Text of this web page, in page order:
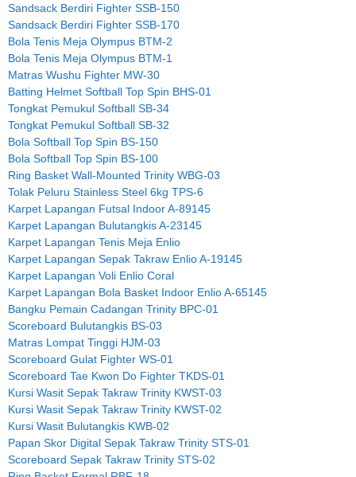
Sandsack Berdiri Fighter SSB-150
Sandsack Berdiri Fighter SSB-170
Bola Tenis Meja Olympus BTM-2
Bola Tenis Meja Olympus BTM-1
Matras Wushu Fighter MW-30
Batting Helmet Softball Top Spin BHS-01
Tongkat Pemukul Softball SB-34
Tongkat Pemukul Softball SB-32
Bola Softball Top Spin BS-150
Bola Softball Top Spin BS-100
Ring Basket Wall-Mounted Trinity WBG-03
Tolak Peluru Stainless Steel 6kg TPS-6
Karpet Lapangan Futsal Indoor A-89145
Karpet Lapangan Bulutangkis A-23145
Karpet Lapangan Tenis Meja Enlio
Karpet Lapangan Sepak Takraw Enlio A-19145
Karpet Lapangan Voli Enlio Coral
Karpet Lapangan Bola Basket Indoor Enlio A-65145
Bangku Pemain Cadangan Trinity BPC-01
Scoreboard Bulutangkis BS-03
Matras Lompat Tinggi HJM-03
Scoreboard Gulat Fighter WS-01
Scoreboard Tae Kwon Do Fighter TKDS-01
Kursi Wasit Sepak Takraw Trinity KWST-03
Kursi Wasit Sepak Takraw Trinity KWST-02
Kursi Wasit Bulutangkis KWB-02
Papan Skor Digital Sepak Takraw Trinity STS-01
Scoreboard Sepak Takraw Trinity STS-02